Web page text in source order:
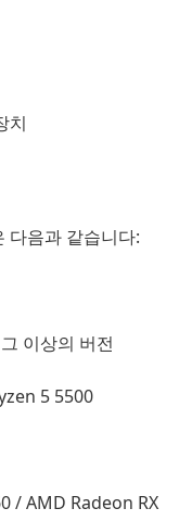
치
다음과 같습니다:
이상의 버전
5 5500
/ AMD Radeon RX